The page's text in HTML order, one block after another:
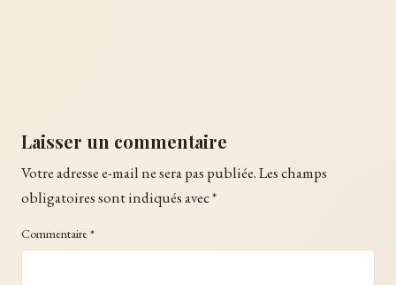
Laisser un commentaire
Votre adresse e-mail ne sera pas publiée.Les champs
obligatoires sont indiqués avec*
Commentaire*